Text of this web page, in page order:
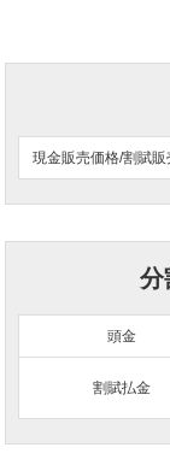
現金販売価格/割賦販
分
頭金
割賦払金